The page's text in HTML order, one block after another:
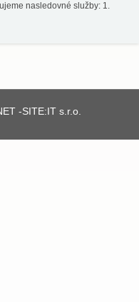
nasledovné služby: 1.
-SITE:IT s.r.o.